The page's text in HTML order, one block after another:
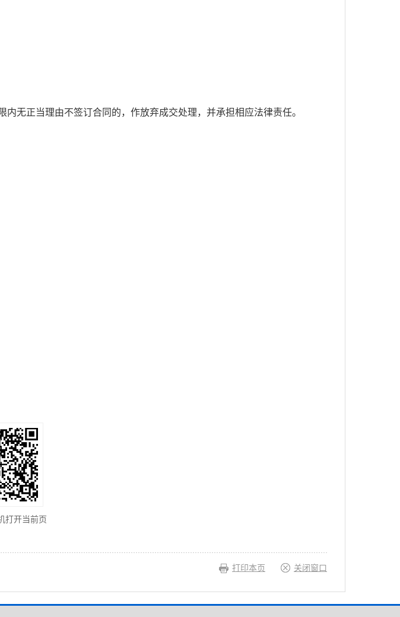
无正当理由不签订合同的，作放弃成交处理，并承担相应法律责任。
打开当前页
打印本页 关闭窗口